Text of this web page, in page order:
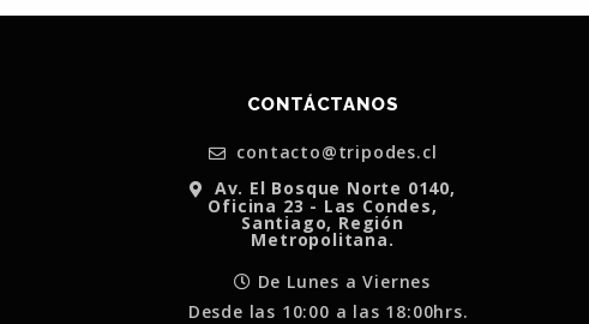
CONTÁCTANOS
contacto@tripodes.cl
Av. El Bosque Norte 0140,
Oficina 23 - Las Condes,
Santiago, Región
Metropolitana.
De Lunes a Viernes
Desde las 10:00 a las 18:00hrs.